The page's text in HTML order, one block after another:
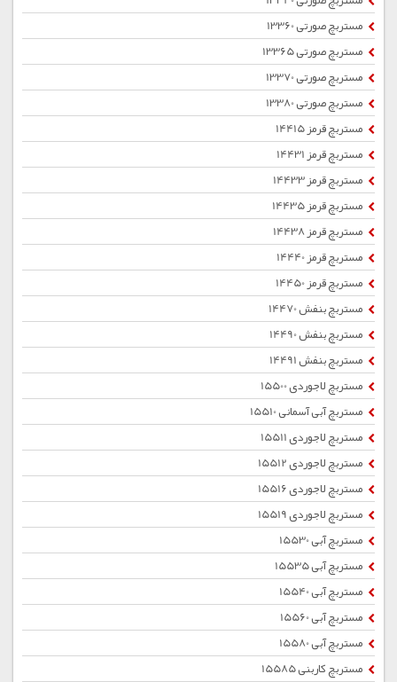
مستربچ صورتی 13360
مستربچ صورتی 13365
مستربچ صورتی 13370
مستربچ صورتی 13380
مستربچ قرمز 14415
مستربچ قرمز 14431
مستربچ قرمز 14433
مستربچ قرمز 14435
مستربچ قرمز 14438
مستربچ قرمز 14440
مستربچ قرمز 14450
مستربچ بنفش 14470
مستربچ بنفش 14490
مستربچ بنفش 14491
مستربچ لاجوردی 15500
مستربچ آبی آسمانی 15510
مستربچ لاجوردی 15511
مستربچ لاجوردی 15512
مستربچ لاجوردی 15516
مستربچ لاجوردی 15519
مستربچ آبی 15530
مستربچ آبی 15535
مستربچ آبی 15540
مستربچ آبی 15560
مستربچ آبی 15580
مستربچ کاربنی 15585